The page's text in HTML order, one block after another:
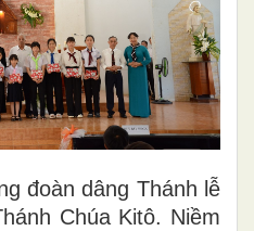
đoàn dâng Thánh lễ
Chúa Kitô. Niềm